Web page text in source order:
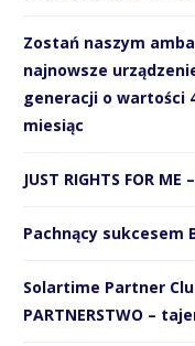
Zostań naszym
najnowsze
generacji o wartości
miesiąc
JUST RIGHTS FOR ME
Pachnący sukcesem
Solartime Partner
PARTNERSTWO –